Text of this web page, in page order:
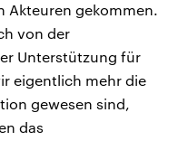
Akteuren gekommen.
von der
Unterstützung für
eigentlich mehr die
gewesen sind,
das